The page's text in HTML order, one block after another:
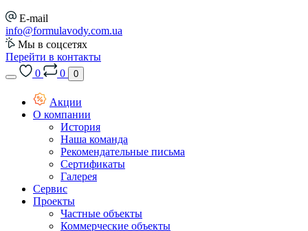
E-mail
info@formulavody.com.ua
Мы в соцсетях
Перейти в контакты
0
0 0
Акции
О компании
История
Наша команда
Рекомендательные письма
Сертификаты
Галерея
Сервис
Проекты
Частные объекты
Коммерческие объекты